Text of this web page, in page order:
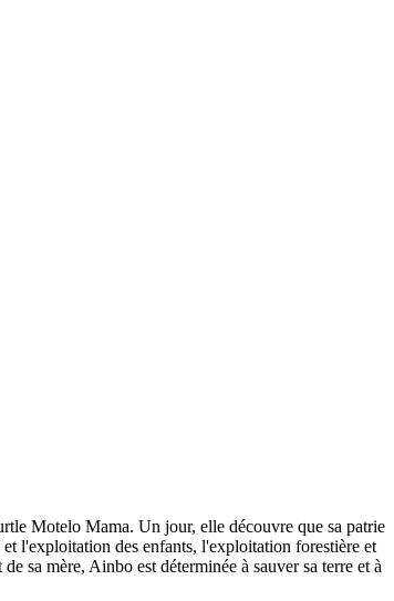
Motelo Mama. Un jour, elle découvre que sa patrie
l'exploitation des enfants, l'exploitation forestière et
sa mère, Ainbo est déterminée à sauver sa terre et à